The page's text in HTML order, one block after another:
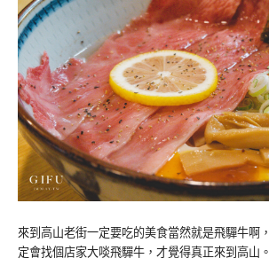
來到高山老街一定要吃的美食當然就是飛驒牛啊
定會找個店家大啖飛驒牛，才覺得真正來到高山